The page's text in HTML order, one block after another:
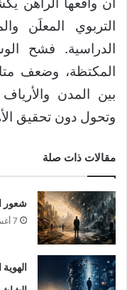
أن واقعها الراهن
التربوي المعلَن
الدراسية. فشح
المكتظة، وضعف
بين المدن
وتحول دون تحقيق
مقالات ذات صلة
شعور
7 أغسطس، 2026